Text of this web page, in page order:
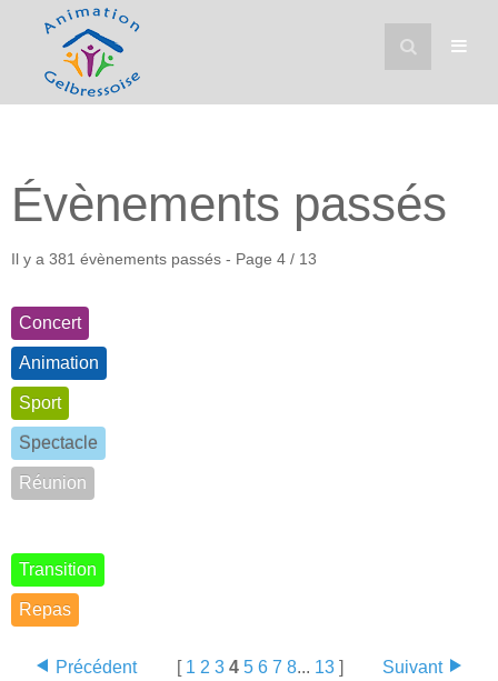
Évènements passés
Il y a 381 évènements passés - Page 4 / 13
Concert
Animation
Sport
Spectacle
Réunion
Transition
Repas
Précédent Suivant
[ 1 2 3 4 5 6 7 8... 13]